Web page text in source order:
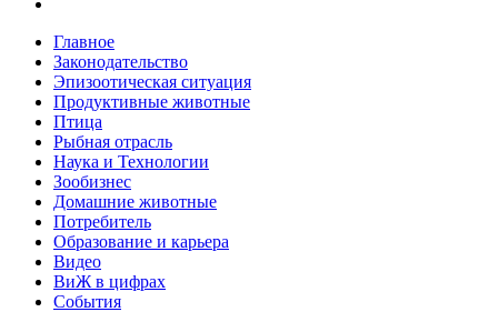
Главное
Законодательство
Эпизоотическая ситуация
Продуктивные животные
Птица
Рыбная отрасль
Наука и Технологии
Зообизнес
Домашние животные
Потребитель
Образование и карьера
Видео
ВиЖ в цифрах
События